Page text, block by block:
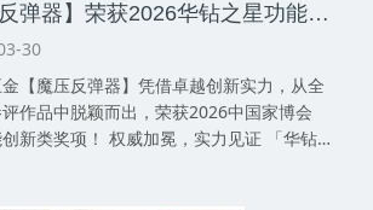
喜报｜【魔压反弹器】荣获2026华钻之星功能创新奖
30
【魔压反弹器】凭借卓越创新实力，从全
作品中脱颖而出，荣获2026中国家博会
创新类奖项！ 权威加冕，实力见证 「华钻之